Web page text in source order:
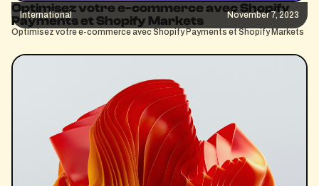
International November 7, 2023
Optimisez votre e-commerce avec Shopify
Payments et Shopify Markets
Optimisez votre e-commerce avec Shopify Payments et Shopify Markets